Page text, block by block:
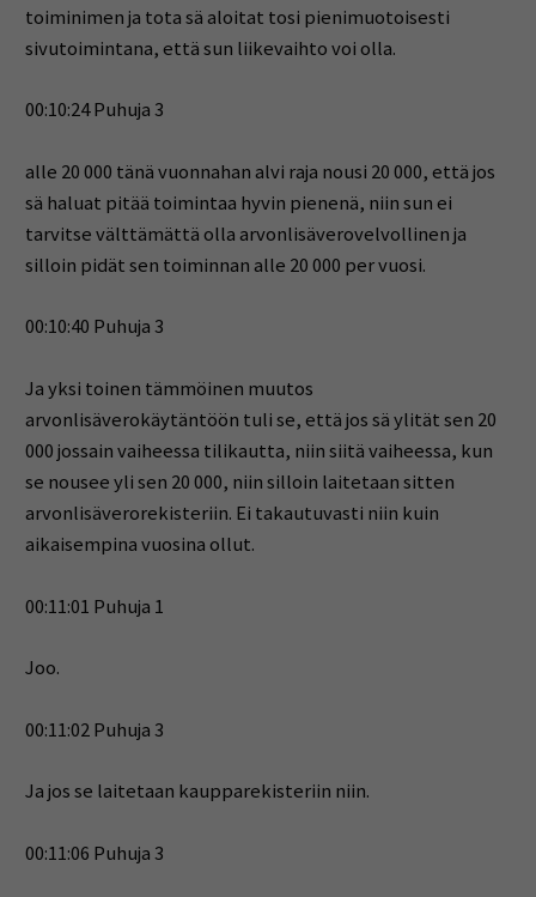
toiminimen ja tota sä aloitat tosi pienimuotoisesti
sivutoimintana, että sun liikevaihto voi olla.
00:10:24 Puhuja 3
alle 20 000 tänä vuonnahan alvi raja nousi 20 000, että jos
sä haluat pitää toimintaa hyvin pienenä, niin sun ei
tarvitse välttämättä olla arvonlisäverovelvollinen ja
silloin pidät sen toiminnan alle 20 000 per vuosi.
00:10:40 Puhuja 3
Ja yksi toinen tämmöinen muutos
arvonlisäverokäytäntöön tuli se, että jos sä ylität sen 20
000 jossain vaiheessa tilikautta, niin siitä vaiheessa, kun
se nousee yli sen 20 000, niin silloin laitetaan sitten
arvonlisäverorekisteriin. Ei takautuvasti niin kuin
aikaisempina vuosina ollut.
00:11:01 Puhuja 1
Joo.
00:11:02 Puhuja 3
Ja jos se laitetaan kaupparekisteriin niin.
00:11:06 Puhuja 3